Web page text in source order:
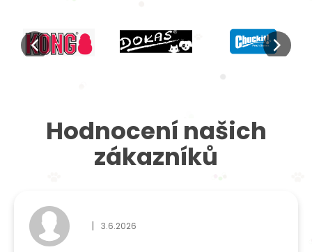
Hodnocení našich
zákazníků
Hodnocení obchodu je 5 z 5 hvězdiček.
| 3.6.2026